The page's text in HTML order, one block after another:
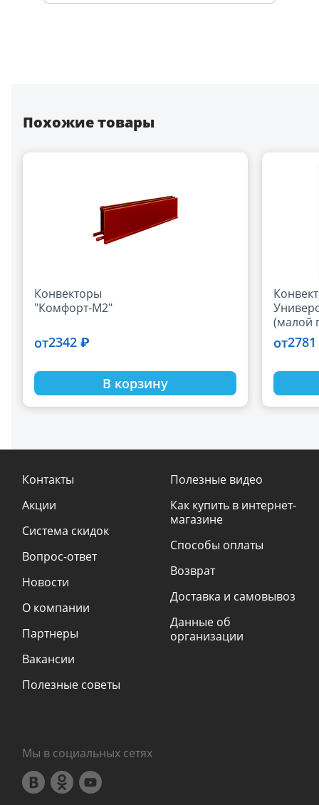
Похожие товары
Конвекторы
"Комфорт-М2"
от2342 ₽
В корзину
(малой
от
Контакты
Акции
Система скидок
Вопрос-ответ
Новости
О компании
Партнеры
Вакансии
Полезные советы
Полезные видео
Как купить в интернет-
магазине
Способы оплаты
Возврат
Доставка и самовывоз
Данные об
организации
Мы в социальных сетях